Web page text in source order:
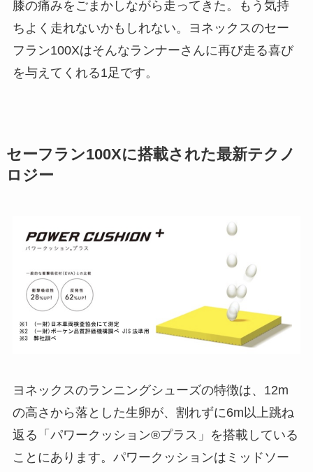
膝の痛みをごまかしながら走ってきた。もう気持
ちよく走れないかもしれない。ヨネックスのセー
フラン100Xはそんなランナーさんに再び走る喜び
を与えてくれる1足です。
セーフラン100Xに搭載された最新テクノ
ロジー
ヨネックスのランニングシューズの特徴は、12m
の高さから落とした生卵が、割れずに6m以上跳ね
返る「パワークッション®️プラス」を搭載している
ことにあります。パワークッションはミッドソー